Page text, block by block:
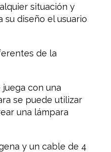
situación y
su diseño el usuario
de la
con una
se puede utilizar
una lámpara
y un cable de 4